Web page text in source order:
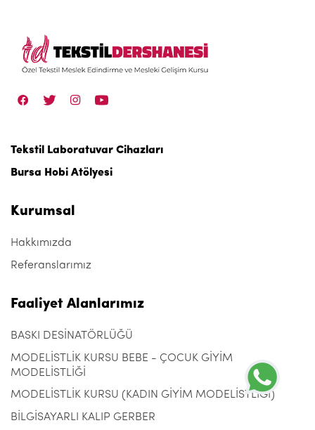
Tekstil Laboratuvar Cihazları
Bursa Hobi Atölyesi
Kurumsal
Hakkımızda
Referanslarımız
Faaliyet Alanlarımız
BASKI DESİNATÖRLÜĞÜ
MODELİSTLİK KURSU BEBE - ÇOCUK GİYİM
MODELİSTLİĞİ
MODELİSTLİK KURSU (KADIN GİYİM MODELİSTLİĞİ)
BİLGİSAYARLI KALIP GERBER